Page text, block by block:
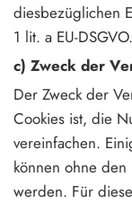
diesbezüglichen
1 lit. a EU-DSGVO.
c) Zweck der
Der Zweck der
Cookies ist, die
vereinfachen.
können ohne den
werden. Für